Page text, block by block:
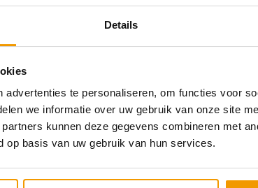
Details
advertenties te personaliseren, om functies voor
we informatie over uw gebruik van onze site
kunnen deze gegevens combineren met
op basis van uw gebruik van hun services.
reiniger ELMA inhoud